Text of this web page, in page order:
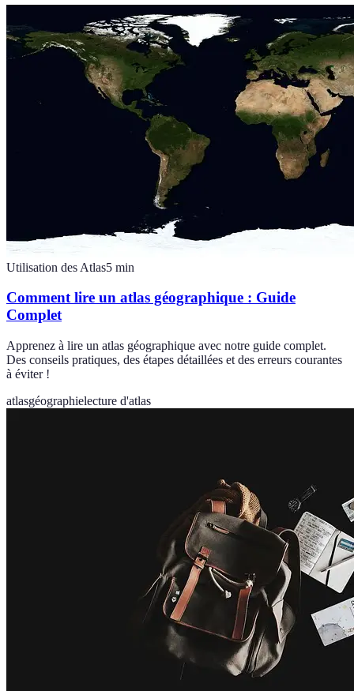
Utilisation des Atlas5 min
Comment lire un atlas géographique : Guide
Complet
Apprenez à lire un atlas géographique avec notre guide complet.
Des conseils pratiques, des étapes détaillées et des erreurs courantes
à éviter !
atlasgéographielecture d'atlas